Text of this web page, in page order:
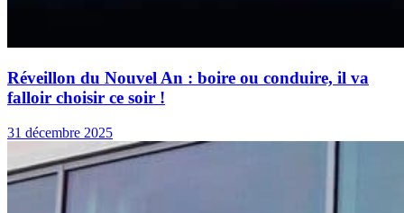
Réveillon du Nouvel An : boire ou conduire, il va
falloir choisir ce soir !
31 décembre 2025